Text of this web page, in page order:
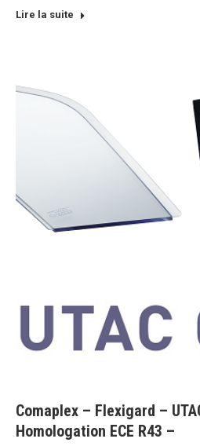
Lire la suite
Comaplex – Flexigard –
Homologation ECE R43 –